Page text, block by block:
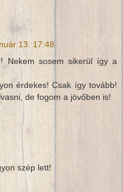
13. 17:48
Nekem sosem sikerül így a
érdekes! Csak így tovább!
de fogom a jövőben is!
szép lett!